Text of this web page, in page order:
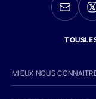
MIEUX NOUS